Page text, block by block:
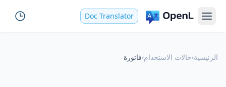
Doc Translator
الرئيسية›حالات الاستخدام›فاتورة